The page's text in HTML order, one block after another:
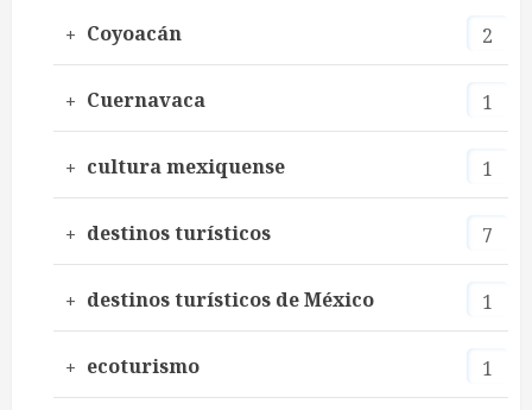
Coyoacán 2
Cuernavaca 1
cultura mexiquense 1
destinos turísticos 7
destinos turísticos de México 1
ecoturismo 1